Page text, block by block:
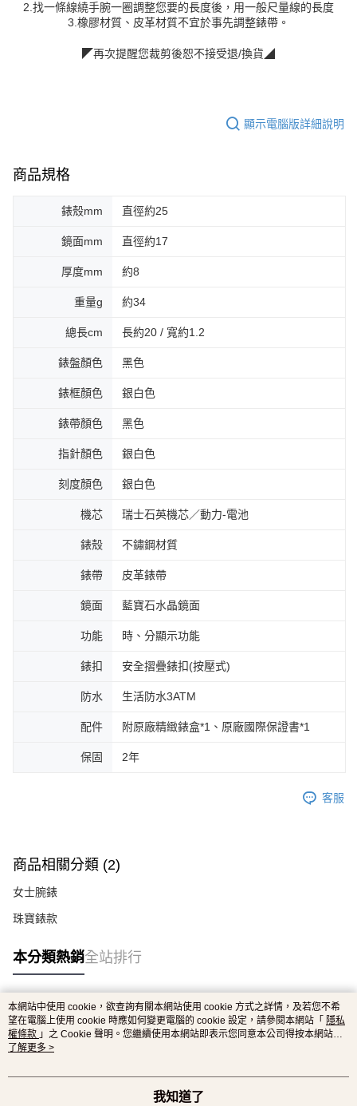
2.找一條線繞手腕一圈調整您要的長度後，用一般尺量線的長度
3.橡膠材質、皮革材質不宜於事先調整錶帶。
◤再次提醒您裁剪後恕不接受退/換貨◢
顯示電腦版詳細說明
商品規格
錶殼mm 直徑約25
鏡面mm 直徑約17
厚度mm 約8
重量g 約34
總長cm 長約20 / 寬約1.2
錶盤顏色 黑色
錶框顏色 銀白色
錶帶顏色 黑色
指針顏色 銀白色
刻度顏色 銀白色
機芯 瑞士石英機芯／動力-電池
錶殼 不鏽鋼材質
錶帶 皮革錶帶
鏡面 藍寶石水晶鏡面
功能 時、分顯示功能
錶扣 安全摺疊錶扣(按壓式)
防水 生活防水3ATM
配件 附原廠精緻錶盒*1、原廠國際保證書*1
保固 2年
客服
商品相關分類 (2)
女士腕錶
珠寶錶款
本分類熱銷全站排行
熱門標籤
本網站中使用 cookie，欲查詢有關本網站使用 cookie 方式之詳情，及若您不希
望在電腦上使用 cookie 時應如何變更電腦的 cookie 設定，請參閱本網站「 隱私
權條款 」之 Cookie 聲明。您繼續使用本網站即表示您同意本公司得按本網站使
用條款之 Cookie 聲明使用 cookie。
了解更多 >
我知道了